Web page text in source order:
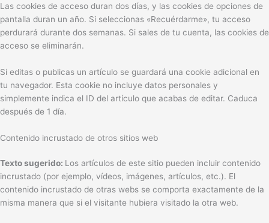
Las cookies de acceso duran dos días, y las cookies de opciones de
pantalla duran un año. Si seleccionas «Recuérdarme», tu acceso
perdurará durante dos semanas. Si sales de tu cuenta, las cookies de
acceso se eliminarán.
Si editas o publicas un artículo se guardará una cookie adicional en
tu navegador. Esta cookie no incluye datos personales y
simplemente indica el ID del artículo que acabas de editar. Caduca
después de 1 día.
Contenido incrustado de otros sitios web
Texto sugerido: Los artículos de este sitio pueden incluir contenido
incrustado (por ejemplo, vídeos, imágenes, artículos, etc.). El
contenido incrustado de otras webs se comporta exactamente de la
misma manera que si el visitante hubiera visitado la otra web.